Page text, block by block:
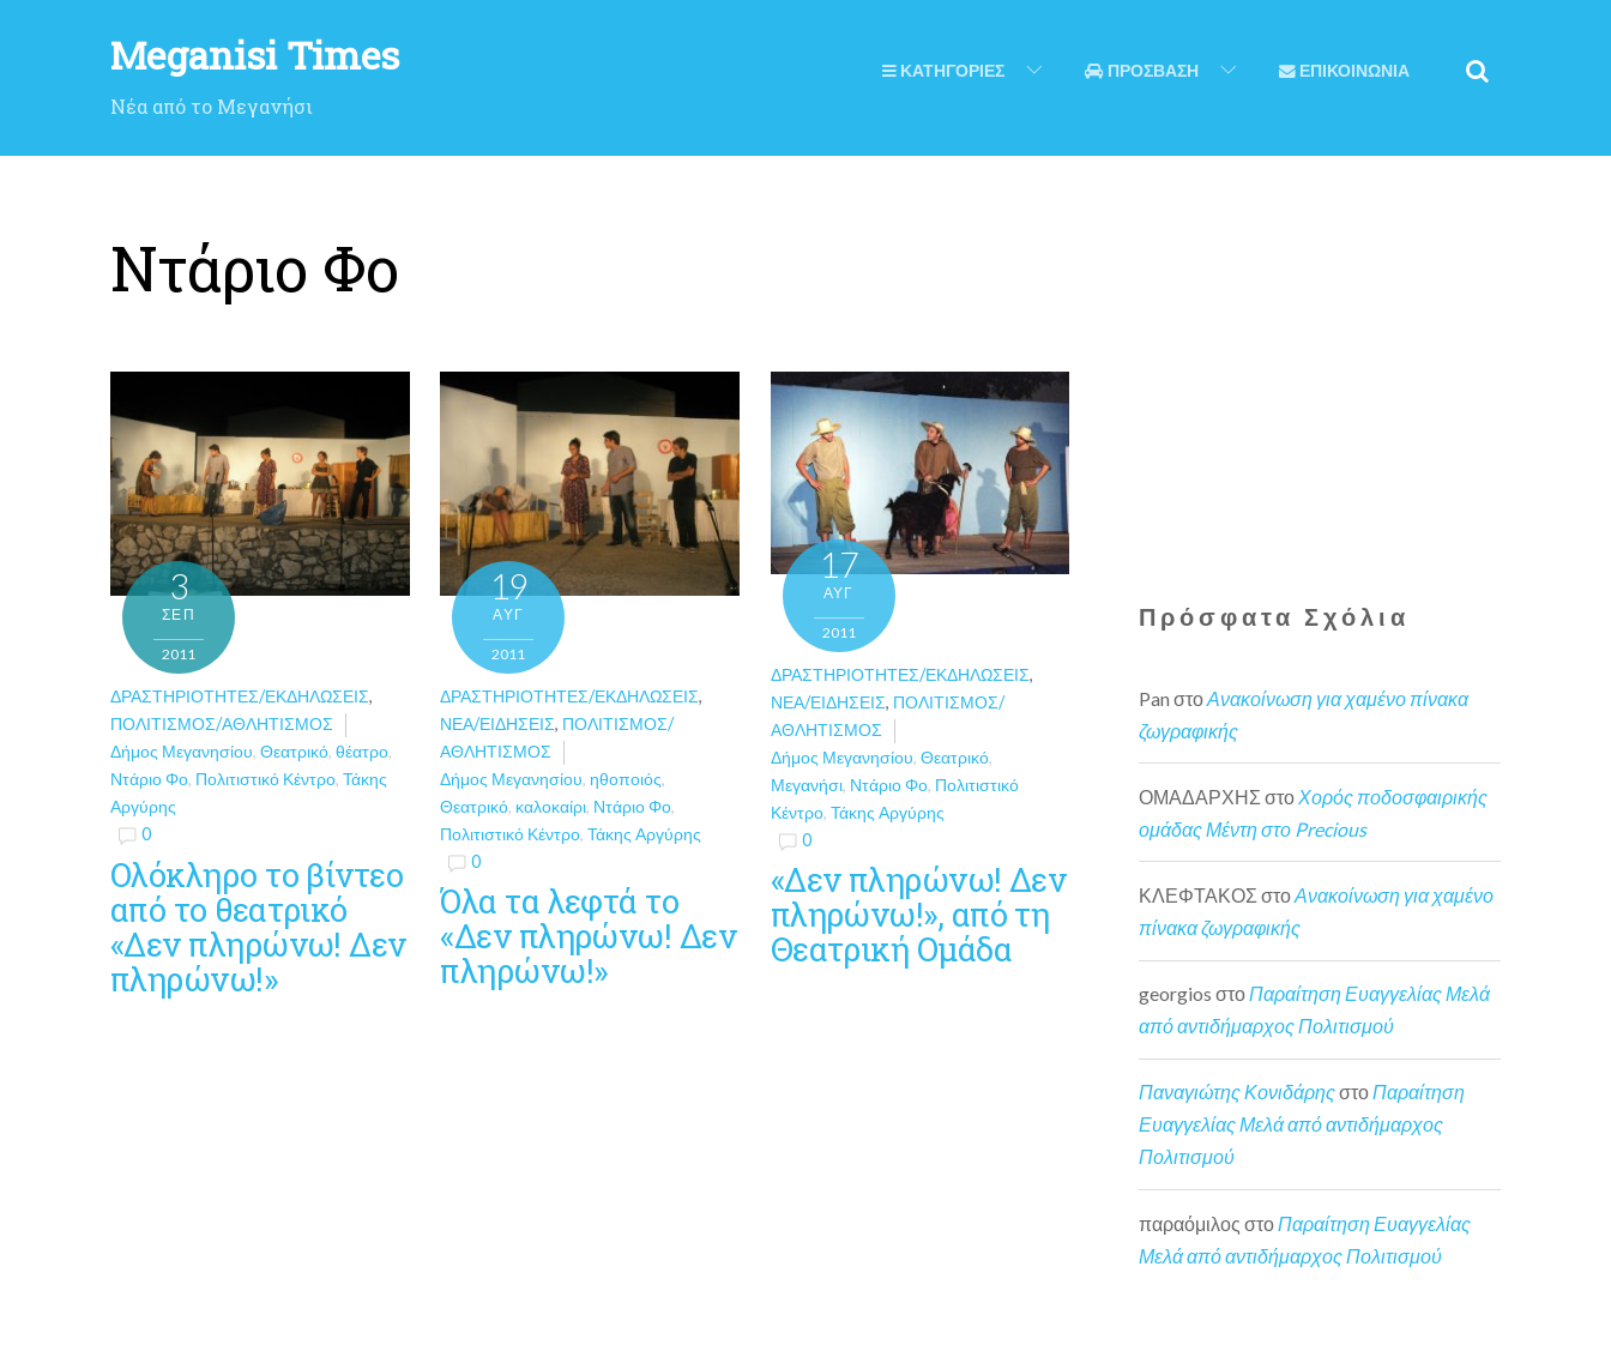
Meganisi Times
Νέα από το Μεγανήσι
ΚΑΤΗΓΟΡΙΕΣ ΠΡΟΣΒΑΣΗ ΕΠΙΚΟΙΝΩΝΙΑ
Ντάριο Φο
3
ΣΕΠ
2011
ΔΡΑΣΤΗΡΙΌΤΗΤΕΣ/ΕΚΔΗΛΏΣΕΙΣ,
ΠΟΛΙΤΙΣΜΌΣ/ΑΘΛΗΤΙΣΜΌΣ
Δήμος Μεγανησίου, Θεατρικό, θέατρο,
Ντάριο Φο, Πολιτιστικό Κέντρο, Τάκης
Αργύρης
0
Ολόκληρο το βίντεο
από το θεατρικό
«Δεν πληρώνω! Δεν
πληρώνω!»
19
ΑΥΓ
2011
ΔΡΑΣΤΗΡΙΌΤΗΤΕΣ/ΕΚΔΗΛΏΣΕΙΣ,
ΝΈΑ/ΕΙΔΉΣΕΙΣ, ΠΟΛΙΤΙΣΜΌΣ/
ΑΘΛΗΤΙΣΜΌΣ
Δήμος Μεγανησίου,ηθοποιός,
Θεατρικό, καλοκαίρι, Ντάριο Φο,
Πολιτιστικό Κέντρο,Τάκης Αργύρης
0
Όλα τα λεφτά το
«Δεν πληρώνω! Δεν
πληρώνω!»
17
ΑΥΓ
2011
ΔΡΑΣΤΗΡΙΌΤΗΤΕΣ/ΕΚΔΗΛΏΣΕΙΣ,
ΝΈΑ/ΕΙΔΉΣΕΙΣ, ΠΟΛΙΤΙΣΜΌΣ/
ΑΘΛΗΤΙΣΜΌΣ
Δήμος Μεγανησίου, Θεατρικό,
Μεγανήσι, Ντάριο Φο, Πολιτιστικό
Κέντρο, Τάκης Αργύρης
0
«Δεν πληρώνω! Δεν
πληρώνω!», από τη
Θεατρική Ομάδα
Πρόσφατα Σχόλια
Pan στοΑνακοίνωση για χαμένο πίνακα
ζωγραφικής
ΟΜΑΔΑΡΧΗΣ στο Χορός ποδοσφαιρικής
ομάδας Μέντη στο Precious
ΚΛΕΦΤΑΚΟΣ στοΑνακοίνωση για χαμένο
πίνακα ζωγραφικής
georgios στοΠαραίτηση Ευαγγελίας Μελά
από αντιδήμαρχος Πολιτισμού
Παναγιώτης ΚονιδάρηςστοΠαραίτηση
Ευαγγελίας Μελά από αντιδήμαρχος
Πολιτισμού
παραόμιλος στο Παραίτηση Ευαγγελίας
Μελά από αντιδήμαρχος Πολιτισμού